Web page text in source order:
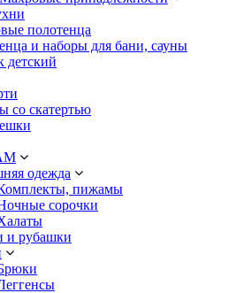
полотенца
и наборы для бани, сауны
детский
со скатертью
одежда
пижамы
сорочки
и рубашки